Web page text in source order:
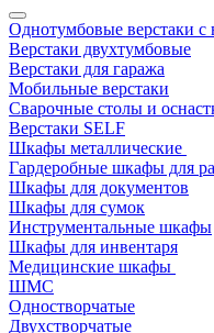
Однотумбовые верстаки
Верстаки двухтумбовые
Верстаки для гаража
Мобильные верстаки
Сварочные столы и
Верстаки SELF
Шкафы металлические
Гардеробные шкафы для
Шкафы для документов
Шкафы для сумок
Инструментальные шкафы
Шкафы для инвентаря
Медицинские шкафы
ШМС
Одностворчатые
Двухстворчатые